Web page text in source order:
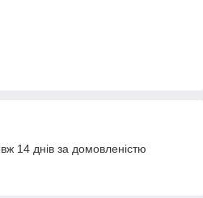
14 днів за домовленістю